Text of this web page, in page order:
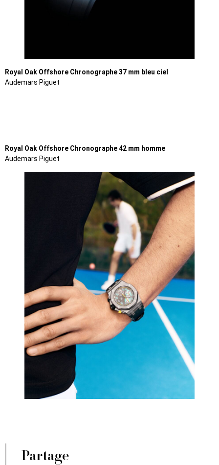
Royal Oak Offshore Chronographe 37 mm bleu ciel
Audemars Piguet
Royal Oak Offshore Chronographe 42 mm homme
Audemars Piguet
Partage